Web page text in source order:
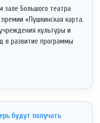
зале Большого театра
«Пушкинская карта.
культуры и
в развитие программы